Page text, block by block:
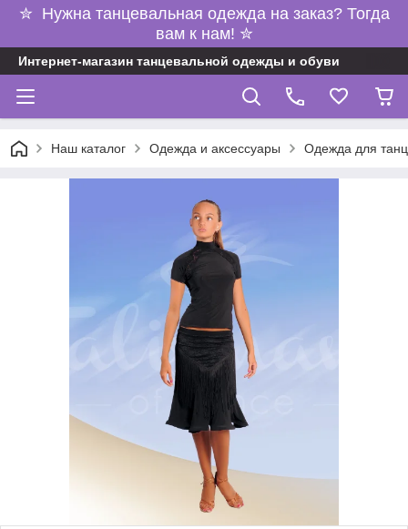
✮ Нужна танцевальная одежда на заказ? Тогда
вам к нам! ✮
Интернет-магазин танцевальной одежды и обуви
Наш каталог Одежда и аксессуары Одежда для